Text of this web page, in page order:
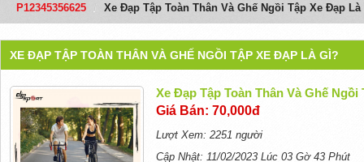
P12345356625 Xe Đạp Tập Toàn Thân Và Ghế Ngồi Tập Xe Đạp Là
XE ĐẠP TẬP TOÀN THÂN VÀ GHẾ NGỒI TẬP XE ĐẠP LÀ GÌ?
Xe Đạp Tập Toàn Thân Và Ghế Ngồi
Giá Bán: 70,000đ
Lượt Xem: 2251 người
Cập Nhật: 11/02/2023 Lúc 03 Gờ 43 Phút